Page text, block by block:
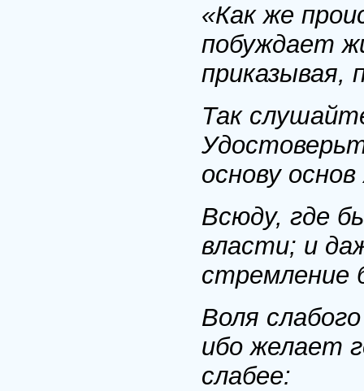
«Как же
побуждает
приказывая,
Так
основу
Всюду, где
власти; и
стремление
Воля
ибо желает
слабее: